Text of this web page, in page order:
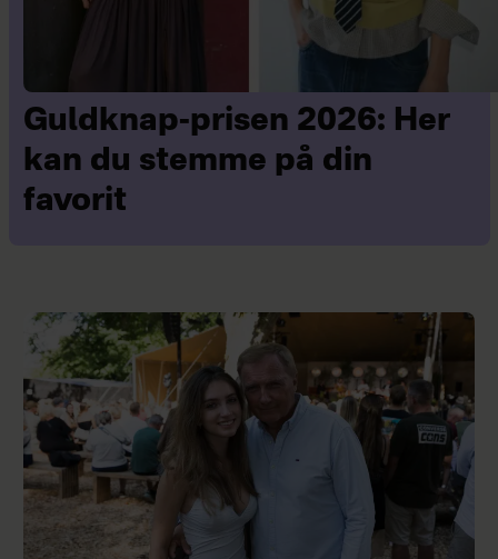
Guldknap-prisen 2026: Her
kan du stemme på din
favorit